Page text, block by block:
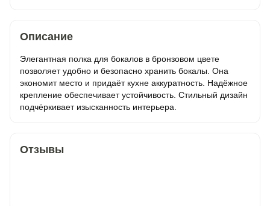
Описание
Элегантная полка для бокалов в бронзовом цвете
позволяет удобно и безопасно хранить бокалы. Она
экономит место и придаёт кухне аккуратность. Надёжное
крепление обеспечивает устойчивость. Стильный дизайн
подчёркивает изысканность интерьера.
Отзывы